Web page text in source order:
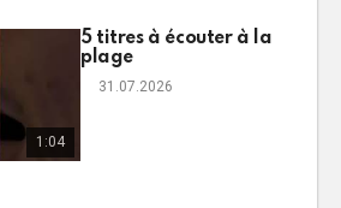
1:04
5 titres à écouter à la
plage
31.07.2026